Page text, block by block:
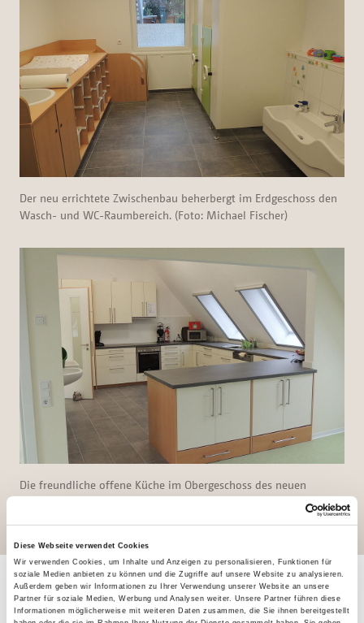
Diese Webseite verwendet Cookies
Wir verwenden Cookies, um Inhalte und Anzeigen zu personalisieren, Funktionen für
soziale Medien anbieten zu können und die Zugriffe auf unsere Website zu analysieren.
Außerdem geben wir Informationen zu Ihrer Verwendung unserer Website an unsere
Partner für soziale Medien, Werbung und Analysen weiter. Unsere Partner führen diese
Informationen möglicherweise mit weiteren Daten zusammen, die Sie ihnen bereitgestellt
Der neu errichtete Zwischenbau beherbergt im Erdgeschoss den
Wasch- und WC-Raumbereich. (Foto: Michael Fischer)
Die freundliche offene Küche im Obergeschoss des neuen